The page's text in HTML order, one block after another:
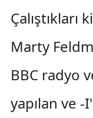
Çalıştıkları
Marty
BBC radyo
yapılan ve -